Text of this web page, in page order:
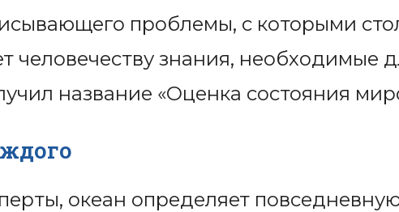
проблемы, с которыми
человечеству знания, необходимые
название «Оценка состояния
океан определяет